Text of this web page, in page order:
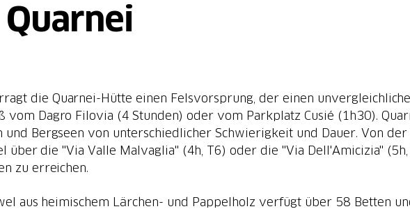
Quarnei
die Quarnei-Hütte einen Felsvorsprung, der einen
vom Dagro Filovia (4 Stunden) oder vom Parkplatz Cusié (1h30).
und Bergseen von unterschiedlicher Schwierigkeit und Dauer. Von
über die "Via Valle Malvaglia" (4h, T6) oder die "Via Dell'Amicizia"
zu erreichen.
aus heimischem Lärchen- und Pappelholz verfügt über 58 Betten